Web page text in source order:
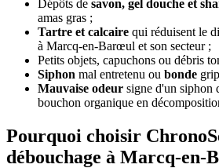
Dépôts de savon, gel douche et
amas gras ;
Tartre et calcaire qui réduisent le
à Marcq-en-Barœul et son secteur ;
Petits objets, capuchons ou débris
Siphon mal entretenu ou bonde
Mauvaise odeur signe d'un siphon
bouchon organique en
Pourquoi choisir
débouchage à Marcq-en-